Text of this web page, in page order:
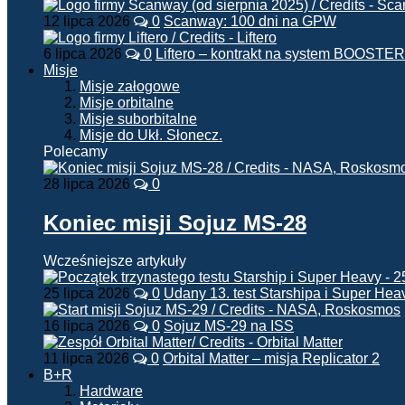
12 lipca 2026 0 Scanway: 100 dni na GPW
6 lipca 2026 0 Liftero – kontrakt na system BOOSTER
Misje
Misje załogowe
Misje orbitalne
Misje suborbitalne
Misje do Ukł. Słonecz.
Polecamy
28 lipca 2026 0
Koniec misji Sojuz MS-28
Wcześniejsze artykuły
25 lipca 2026 0 Udany 13. test Starshipa i Super
16 lipca 2026 0 Sojuz MS-29 na ISS
11 lipca 2026 0 Orbital Matter – misja Replicator 2
B+R
Hardware